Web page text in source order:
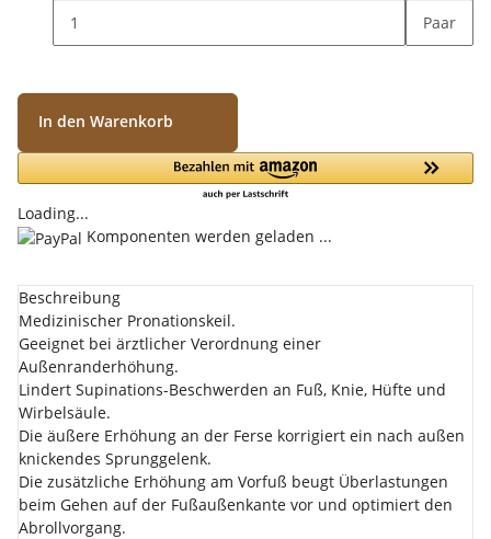
Paar
In den Warenkorb
Loading...
Komponenten werden geladen ...
Beschreibung
Medizinischer Pronationskeil.
Geeignet bei ärztlicher Verordnung einer
Außenranderhöhung.
Lindert Supinations-Beschwerden an Fuß, Knie, Hüfte und
Wirbelsäule.
Die äußere Erhöhung an der Ferse korrigiert ein nach außen
knickendes Sprunggelenk.
Die zusätzliche Erhöhung am Vorfuß beugt Überlastungen
beim Gehen auf der Fußaußenkante vor und optimiert den
Abrollvorgang.